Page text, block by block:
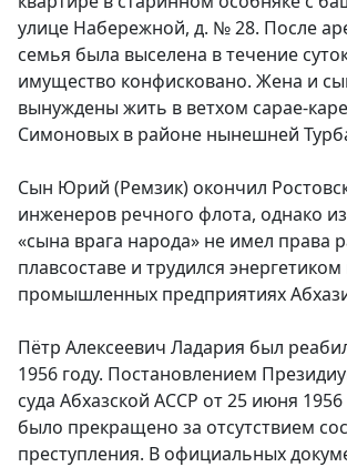
улице Набережной, д. № 28. После
семья была выселена в течение
имущество конфисковано. Жена и
вынуждены жить в ветхом сарае-
Симоновых в районе нынешней
Сын Юрий (Ремзик) окончил
инженеров речного флота, однако
«сына врага народа» не имел права
плавсоставе и трудился энергетиком
промышленных предприятиях
Пётр Алексеевич Ладария был
1956 году. Постановлением
суда Абхазской АССР от 25 июня 1956
было прекращено за отсутствием
преступления. В официальных